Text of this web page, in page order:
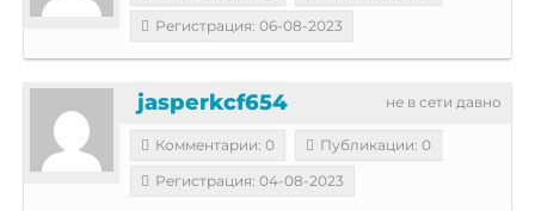
Регистрация: 06-08-2023
не в сети давно
jasperkcf654
Комментарии: 0
Публикации: 0
Регистрация: 04-08-2023